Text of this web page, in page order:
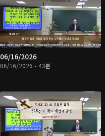
06/16/2026
06/16/2026 • 43분